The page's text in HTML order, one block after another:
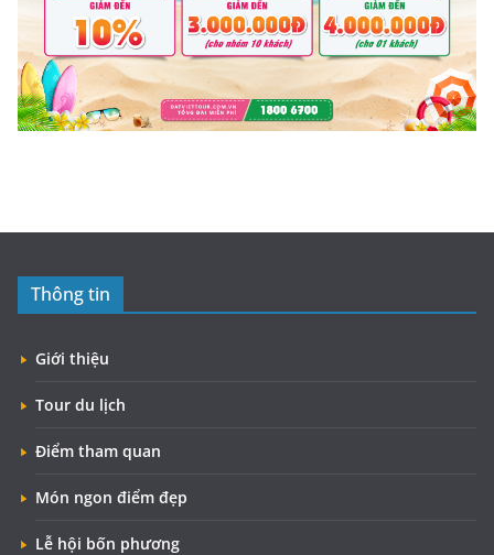
Thông tin
Giới thiệu
Tour du lịch
Điểm tham quan
Món ngon điểm đẹp
Lễ hội bốn phương